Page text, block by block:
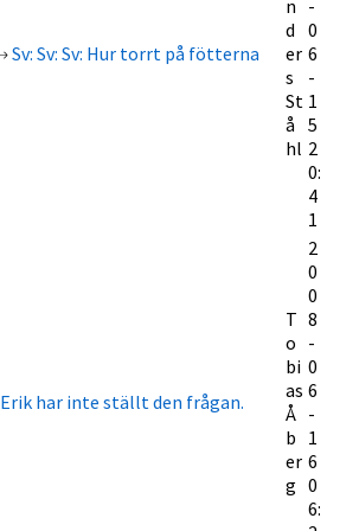
Sv: Sv: Sv: Hur torrt på fötterna
n
d
er
s
St
å
hl
-
0
6
-
1
5
2
0:
4
1
Erik har inte ställt den frågan.
T
o
bi
as
Å
b
er
g
2
0
0
8
-
0
6
-
1
6
0
6: